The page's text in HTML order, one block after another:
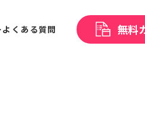
よくある質問 無料